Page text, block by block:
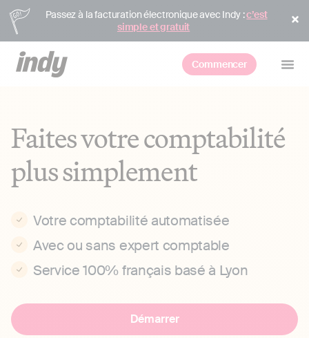
Passez à la facturation électronique avec Indy :c’est
simple et gratuit
Commencer
Faites votre comptabilité
plus simplement
Votre comptabilité automatisée
Avec ou sans expert comptable
Service 100% français basé à Lyon
Démarrer